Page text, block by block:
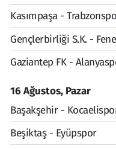
Kasımpaşa -
Gençlerbirliği S.K. -
Gaziantep FK -
16 Ağustos, Pazar
Başakşehir -
Beşiktaş - Eyüpspor